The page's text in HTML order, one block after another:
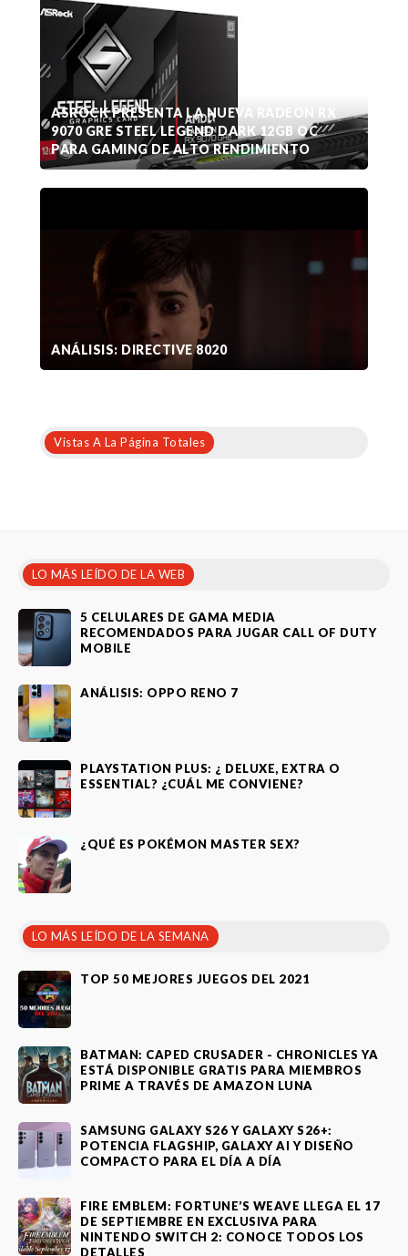
ASROCK PRESENTA LA NUEVA RADEON RX
9070 GRE STEEL LEGEND DARK 12GB OC
PARA GAMING DE ALTO RENDIMIENTO
ANÁLISIS: DIRECTIVE 8020
Vistas A La Página Totales
LO MÁS LEÍDO DE LA WEB
5 CELULARES DE GAMA MEDIA
RECOMENDADOS PARA JUGAR CALL OF DUTY
MOBILE
ANÁLISIS: OPPO RENO 7
PLAYSTATION PLUS: ¿ DELUXE, EXTRA O
ESSENTIAL? ¿CUÁL ME CONVIENE?
¿QUÉ ES POKÉMON MASTER SEX?
LO MÁS LEÍDO DE LA SEMANA
TOP 50 MEJORES JUEGOS DEL 2021
BATMAN: CAPED CRUSADER - CHRONICLES YA
ESTÁ DISPONIBLE GRATIS PARA MIEMBROS
PRIME A TRAVÉS DE AMAZON LUNA
SAMSUNG GALAXY S26 Y GALAXY S26+:
POTENCIA FLAGSHIP, GALAXY AI Y DISEÑO
COMPACTO PARA EL DÍA A DÍA
FIRE EMBLEM: FORTUNE’S WEAVE LLEGA EL 17
DE SEPTIEMBRE EN EXCLUSIVA PARA
NINTENDO SWITCH 2: CONOCE TODOS LOS
DETALLES